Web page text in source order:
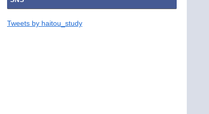
Tweets by haitou_study